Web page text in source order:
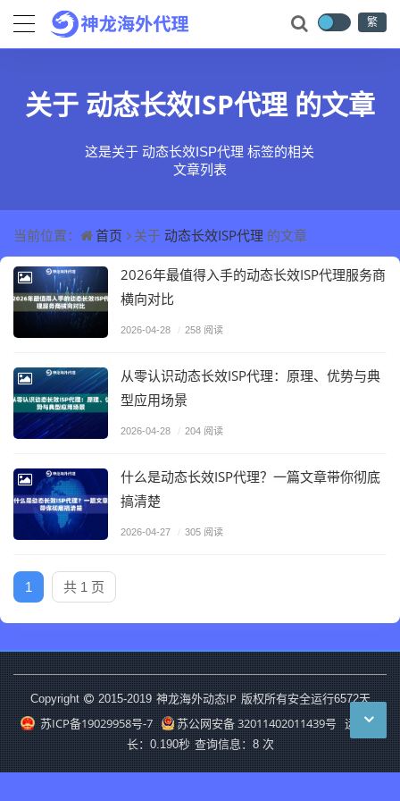
繁
关于 动态长效ISP代理 的文章
这是关于 动态长效ISP代理 标签的相关
文章列表
当前位置： 首页 关于 动态长效ISP代理 的文章
2026年最值得入手的动态长效ISP代理服务商
横向对比
2026-04-28 / 258 阅读
从零认识动态长效ISP代理：原理、优势与典
型应用场景
2026-04-28 / 204 阅读
什么是动态长效ISP代理？一篇文章带你彻底
搞清楚
2026-04-27 / 305 阅读
1 共 1 页
Copyright 2015-2019 神龙海外动态IP 版权所有安全运行6572天
苏ICP备19029958号-7 苏公网安备 32011402011439号
运行时
长：0.190秒 查询信息：8 次